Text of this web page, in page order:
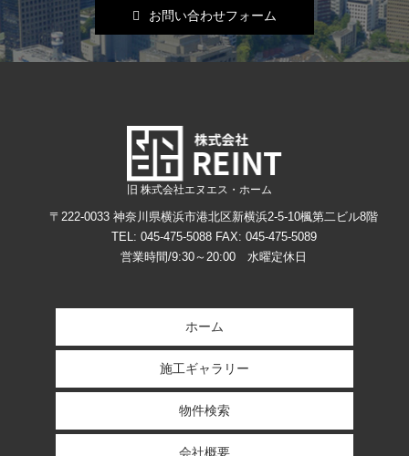
お問い合わせフォーム
旧 株式会社エヌエス・ホーム
〒222-0033 神奈川県横浜市港北区新横浜2-5-10楓第二ビル8階
TEL: 045-475-5088FAX: 045-475-5089
営業時間/9:30～20:00 水曜定休日
ホーム
施工ギャラリー
物件検索
会社概要